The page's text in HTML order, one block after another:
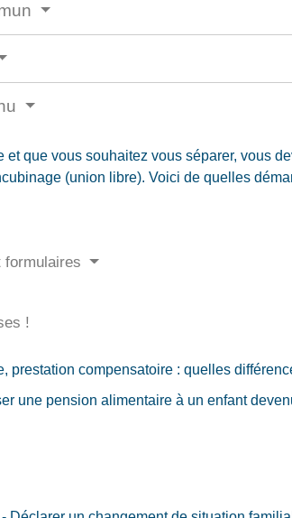
et que vous souhaitez vous séparer, vous
(union libre). Voici de quelles
formulaires
!
prestation compensatoire : quelles
une pension alimentaire à un enfant